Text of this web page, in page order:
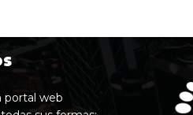
portal web